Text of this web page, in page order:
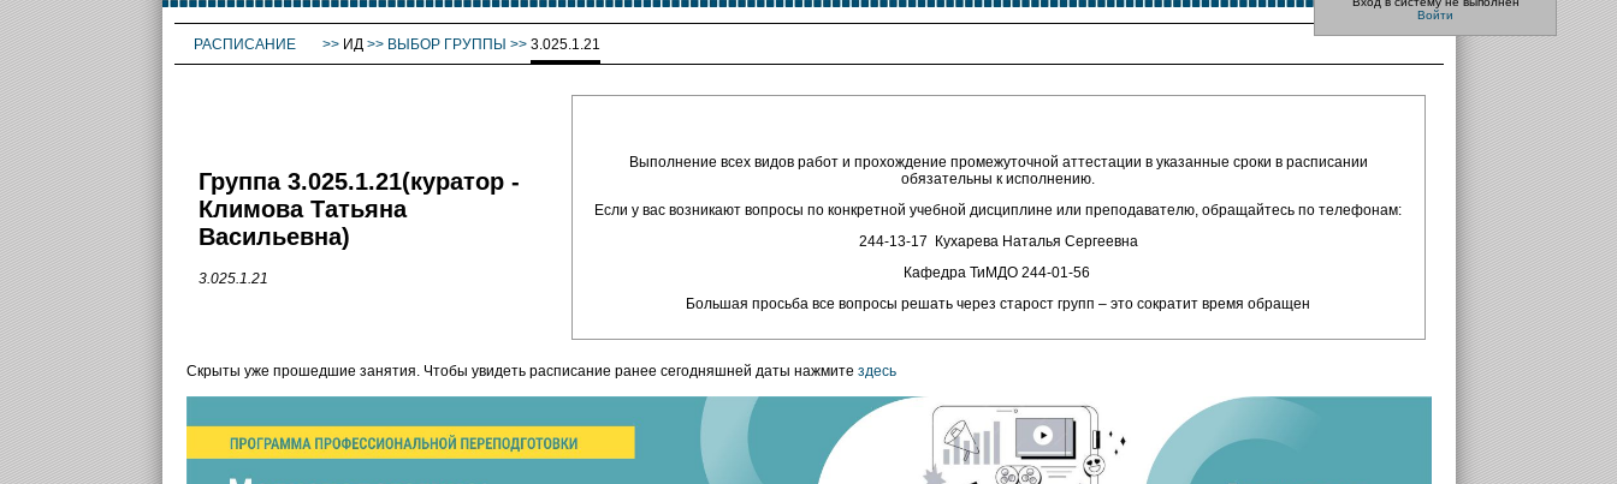
Войти
РАСПИСАНИЕ >> ИД>> ВЫБОР ГРУППЫ >> 3.025.1.21
Группа 3.025.1.21(куратор -
Климова Татьяна
Васильевна)
3.025.1.21
Выполнение всех видов работ и прохождение промежуточной аттестации в указанные сроки в расписании
обязательны к исполнению.
Если у вас возникают вопросы по конкретной учебной дисциплине или преподавателю, обращайтесь по телефонам:
244-13-17 Кухарева Наталья Сергеевна
Кафедра ТиМДО 244-01-56
Большая просьба все вопросы решать через старост групп – это сократит время обращен
Скрыты уже прошедшие занятия. Чтобы увидеть расписание ранее сегодняшней даты нажмите здесь